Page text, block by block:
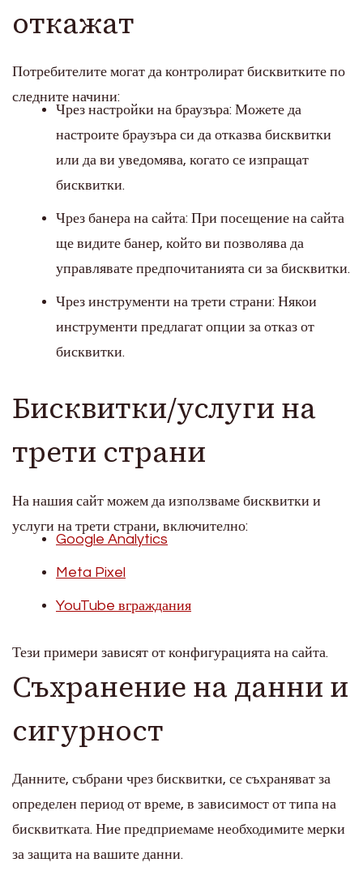
откажат
Потребителите могат да контролират бисквитките по
следните начини:
Чрез настройки на браузъра: Можете да
настроите браузъра си да отказва бисквитки
или да ви уведомява, когато се изпращат
бисквитки.
Чрез банера на сайта: При посещение на сайта
ще видите банер, който ви позволява да
управлявате предпочитанията си за бисквитки.
Чрез инструменти на трети страни: Някои
инструменти предлагат опции за отказ от
бисквитки.
Бисквитки/услуги на
трети страни
На нашия сайт можем да използваме бисквитки и
услуги на трети страни, включително:
Google Analytics
Meta Pixel
YouTube вграждания
Тези примери зависят от конфигурацията на сайта.
Съхранение на данни и
сигурност
Данните, събрани чрез бисквитки, се съхраняват за
определен период от време, в зависимост от типа на
бисквитката. Ние предприемаме необходимите мерки
за защита на вашите данни.